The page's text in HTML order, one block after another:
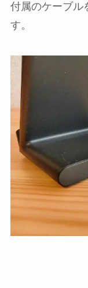
付属のケーブル
す。